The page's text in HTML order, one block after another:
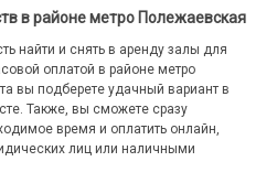
в районе метро Полежаевская
найти и снять в аренду залы для
оплатой в районе метро
вы подберете удачный вариант в
Также, вы сможете сразу
время и оплатить онлайн,
лиц или наличными